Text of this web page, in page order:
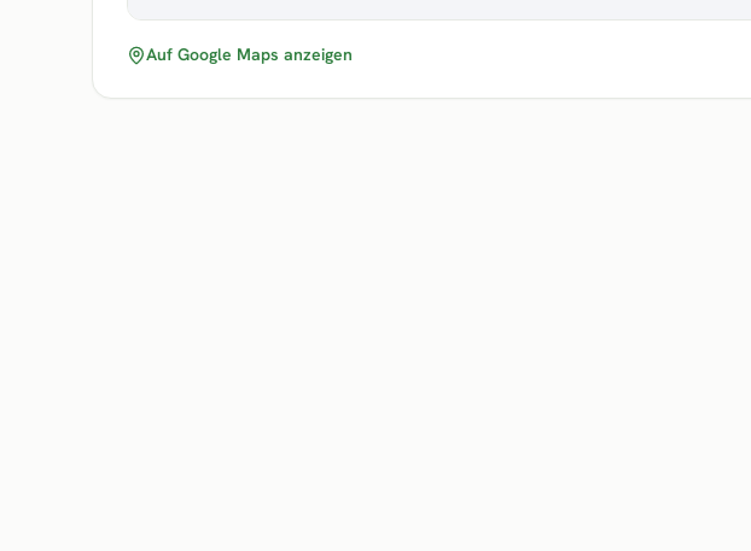
Auf Google Maps anzeigen